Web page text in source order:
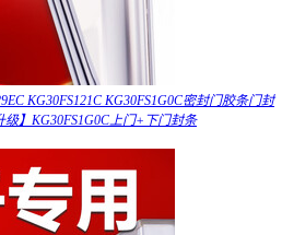
KG30FS121C KG30FS1G0C密封门胶条门封
】KG30FS1G0C上门+下门封条